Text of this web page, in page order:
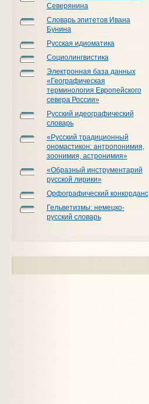
Северянина
Словарь эпитетов Ивана
Бунина
Русская идиоматика
Социолингвистика
Электронная база данных
«Географическая
терминология Европейского
севера России»
Русский идеографический
словарь
«Русский традиционный
ономастикон: антропонимия,
зоонимия, астронимия»
«Образный инструментарий
русской лирики»
Орфографический конкорданс
Гельветизмы: немецко-
русский словарь